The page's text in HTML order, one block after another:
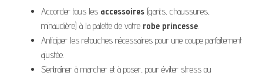
Accorder tous les accessoires (gants, chaussures,
minaudière) à la palette de votre robe princesse.
Anticiper les retouches nécessaires pour une coupe parfaitement
ajustée.
S’entraîner à marcher et à poser, pour éviter stress ou